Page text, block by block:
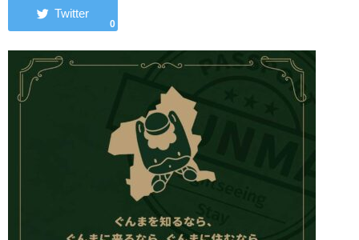
0
コミュニティ
宇宙よりも遠い場所